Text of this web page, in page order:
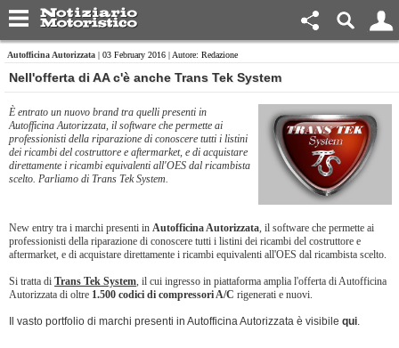
Autofficina Autorizzata | 03 February 2016 | Autore: Redazione
Nell'offerta di AA c'è anche Trans Tek System
È entrato un nuovo brand tra quelli presenti in
Autofficina Autorizzata, il software che permette ai
professionisti della riparazione di conoscere tutti i listini
dei ricambi del costruttore e aftermarket, e di acquistare
direttamente i ricambi equivalenti all'OES dal ricambista
scelto. Parliamo di Trans Tek System.
New entry tra i marchi presenti in Autofficina Autorizzata, il software che permette ai
professionisti della riparazione di conoscere tutti i listini dei ricambi del costruttore e
aftermarket, e di acquistare direttamente i ricambi equivalenti all'OES dal ricambista scelto.
Si tratta di Trans Tek System, il cui ingresso in piattaforma amplia l'offerta di Autofficina
Autorizzata di oltre 1.500 codici di compressori A/C rigenerati e nuovi.
Il vasto portfolio di marchi presenti in Autofficina Autorizzata è visibile qui.